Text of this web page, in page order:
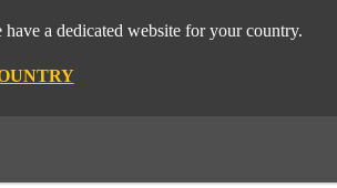
a dedicated website for your country.